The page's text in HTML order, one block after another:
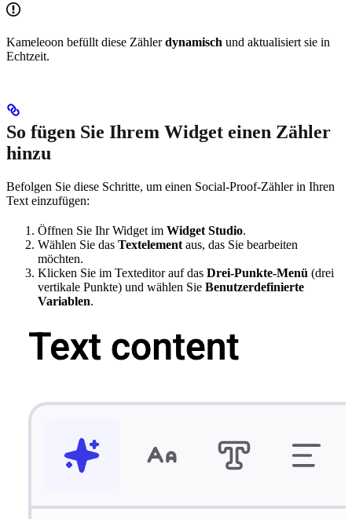
Kameleoon befüllt diese Zählerdynamisch und aktualisiert sie in
Echtzeit.
So fügen Sie Ihrem Widget einen Zähler
hinzu
Befolgen Sie diese Schritte, um einen Social-Proof-Zähler in Ihren
Text einzufügen:
Öffnen Sie Ihr Widget im Widget Studio.
Wählen Sie das Textelement aus, das Sie bearbeiten
möchten.
Klicken Sie im Texteditor auf das Drei-Punkte-Menü (drei
vertikale Punkte) und wählen Sie Benutzerdefinierte
Variablen.